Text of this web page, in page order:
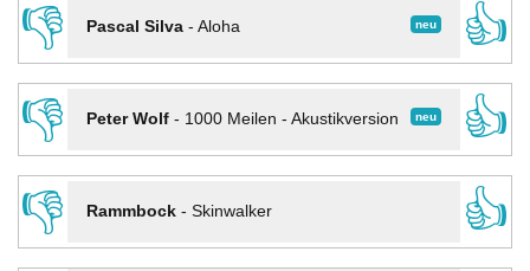
👎
neu
Pascal Silva- Aloha
👍
👎
neu
Peter Wolf- 1000 Meilen - Akustikversion
👍
👎
Rammbock- Skinwalker
👍